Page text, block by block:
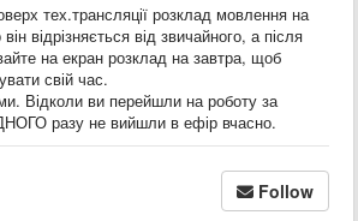
тех.трансляції розклад мовлення на
відрізняється від звичайного, а після
на екран розклад на завтра, щоб
свій час.
Відколи ви перейшли на роботу за
разу не вийшли в ефір вчасно.
Follow